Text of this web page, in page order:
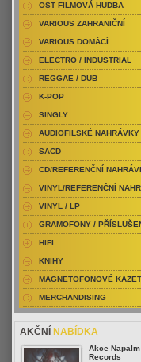
OST FILMOVÁ HUDBA
VARIOUS ZAHRANIČNÍ
VARIOUS DOMÁCÍ
ELECTRO / INDUSTRIAL
REGGAE / DUB
K-POP
SINGLY
AUDIOFILSKÉ NAHRÁVKY
SACD
CD/REFERENČNÍ
VINYL/REFERENČNÍ
VINYL / LP
GRAMOFONY /
HIFI
KNIHY
MAGNETOFONOVÉ
MERCHANDISING
AKČNÍ NABÍDKA
Akce Napalm
Records